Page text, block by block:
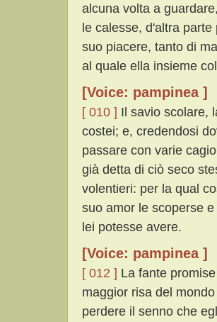
alcuna volta a
le calesse, d'altra
suo piacere, tanto di
al quale ella insieme
[Voice: pampinea ]
[ 010 ] Il savio scolare,
costei; e, credendosi
passare con varie
già detta di ciò seco
volentieri: per la qual
suo amor le scoperse
lei potesse avere.
[Voice: pampinea ]
[ 012 ] La fante
maggior risa del
perdere il senno che